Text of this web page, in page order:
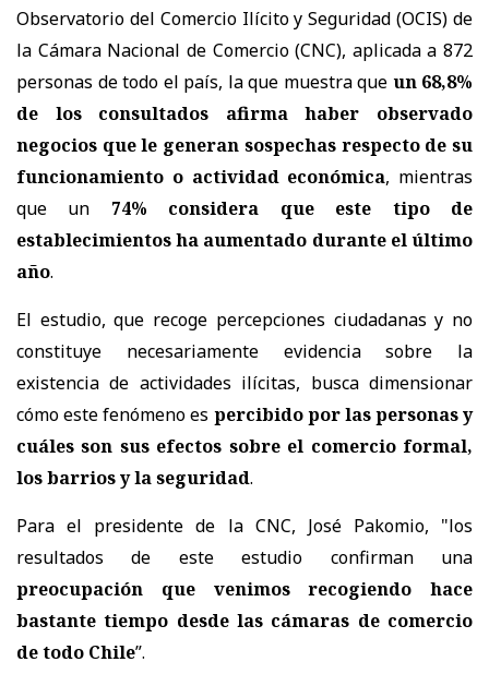
Observatorio del Comercio Ilícito y Seguridad (OCIS) de
la Cámara Nacional de Comercio (CNC), aplicada a 872
personas de todo el país, la que muestra que un 68,8%
de los consultados afirma haber observado
negocios que le generan sospechas respecto de su
funcionamiento o actividad económica, mientras
que un 74% considera que este tipo de
establecimientos ha aumentado durante el último
año.
El estudio, que recoge percepciones ciudadanas y no
constituye necesariamente evidencia sobre la
existencia de actividades ilícitas, busca dimensionar
cómo este fenómeno es percibido por las personas y
cuáles son sus efectos sobre el comercio formal,
los barrios y la seguridad.
Para el presidente de la CNC, José Pakomio, "los
resultados de este estudio confirman una
preocupación que venimos recogiendo hace
bastante tiempo desde las cámaras de comercio
de todo Chile”.